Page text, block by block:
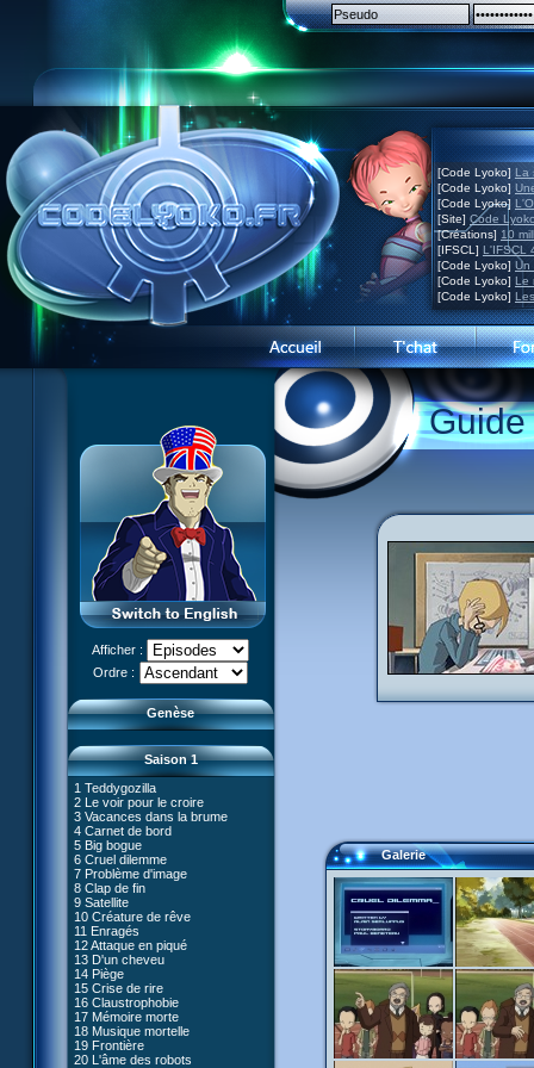
[Code Lyoko] La
[Code Lyoko]
[Code Lyoko]
[Site] Code
[Créations] 10
[IFSCL] L'IFSCL
[Code Lyoko] Un
[Code Lyoko] Le
[Code Lyoko]
Afficher :
Ordre :
Genèse
Le réveil de XANA (Partie 1)
Le réveil de XANA (Partie 2)
Saison 1
1 Teddygozilla
2 Le voir pour le croire
3 Vacances dans la brume
4 Carnet de bord
5 Big bogue
6 Cruel dilemme
7 Problème d'image
8 Clap de fin
9 Satellite
10 Créature de rêve
11 Enragés
12 Attaque en piqué
13 D'un cheveu
14 Piège
15 Crise de rire
16 Claustrophobie
17 Mémoire morte
18 Musique mortelle
19 Frontière
20 L'âme des robots
27 Nouvelle donne
28 Terre inconnue
29 Exploration
30 Un grand jour
31 Mister Pück
32 Saint Valentin
33 Mix final
34 Chaînon manquant
35 Les jeux sont faits
36 Marabounta
37 Intérêt commun
38 Tentation
39 Mauvaise conduite
40 Contagion
41 Ultimatum
42 Désordre
43 Mon meilleur ennemi
66 Renaissance
67 Mauvaise réplique
68 Première partie
69 Double foyer
70 Skidbladnir
71 Premier voyage
72 Leçon de choses
73 Réplika
74 Je préfère ne pas en parler !
75 Corps céleste
76 Le lac
77 Torpilles virtuelles
78 Expérience
79 Arachnophobie
#01 - XANA 2.0
#02 - Cortex
#03 - Spectromania
#04 - Madame Einstein
#05 - Rivalité
#06 - Soupçons
#07 - Compte-à-rebours
#08 - Virus
Galerie